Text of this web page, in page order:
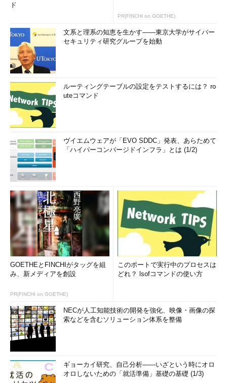
す。実際技術者の人件費は高いので、アウトソーシングは前向き
な解決方法ですが、しかしあくまでもシステムの管理・運用の方
針を決定するのは自分たちであることを忘れてはいけません。障
害が発生した場合に、きちんと連絡を受けてどのような対応がさ
れるかを確認できる技術スタッフは社内に残しておくべきでしょ
う。
障害発生時の復旧範囲は？
システムに何かの障害が発生した場合、状況を改善するために
障害を切り分ける
できる場合とできない場合があります。しかし、システムの重要
度が高ければ高いほど、サービスを利用できない時間の損害は大
きくなるため、障害の切り分けに十分な時間を割くことができな
い場合もあります。ユーザーにとって障害の原因は問題ではあり
ません。ユーザーにとって最も重要なことは、早急にサービスが
例えばネットワークの疎通が確認できない障害が発生した場
合、どうして疎通が途絶えたのか原因を究明するよりも、「どこ
とどこの間の疎通が途絶えているのか」を確認してリブートした
り、機材を交換するといった対処でシステムを早急に復旧するの
は普通の対応でしょう。しかし、この症状が頻発している場合に
は、やはり根本的な原因を究明しなければならなくなります。そ
の場合、システムの管理者は現状の暫定的な対処と、ユーザーの
ら復旧までの状況を判断して、障害の規模や深刻さから損失を最
小限に抑えるように努める必要があります。
システム障害がどのように発生するかは、原因が多過ぎてすべ
てを予測することはできません。しかし、障害の症状を系統化す
ド
PR(FINCHI on GOETHE)
文系と理系の知恵を生かす――東京大学がサイバー
セキュリティ研究グループを始動
ルーティングテーブルの設定をテストするには？ ro
uteコマンド
ヴイエムウェアが「EVO SDDC」発表、あらためて
「ハイパーコンバージドインフラ」とは (1/2)
GOETHEとFINCHIがタッグを組
み、新メディアを創設
PR(FINCHI on GOETHE)
このポートで実行中のプロセスは
どれ？ lsofコマンドの使い方
NECが人工知能技術の開発を強化、映像・画像の探
索などを含むソリューション体系を整備
ギョーカイ研究、自己分析――いざという時にオロ
オロしないための「就活準備」基礎の基礎 (1/3)